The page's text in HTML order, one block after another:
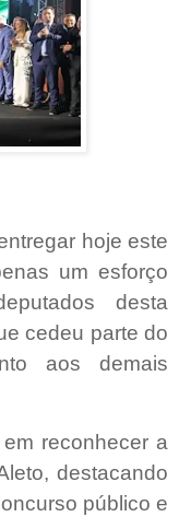
hoje este
um esforço
desta
cedeu parte do
aos demais
reconhecer a
destacando
público e